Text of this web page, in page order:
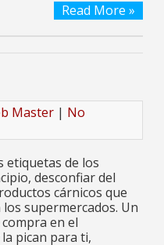
Read More »
Master | No
etiquetas de los
desconfiar del
cárnicos que
supermercados. Un
en el
pican para ti,